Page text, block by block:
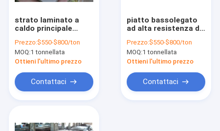
Prodotti
strato laminato a
caldo principale
legato del piatto
S690 di costruzione
navale del carbonio
bobine
Prezzo:$550-$800/ton
MOQ:1 tonnellata
Ottieni l'ultimo prezzo
Contattaci
piatto bassolegato
ad alta resistenza di
carbonio della
lamiera di acciaio di
s355j2 St52 Q345
Prezzo:$550-$800/ton
MOQ:1 tonnellata
Ottieni l'ultimo prezzo
Contattaci